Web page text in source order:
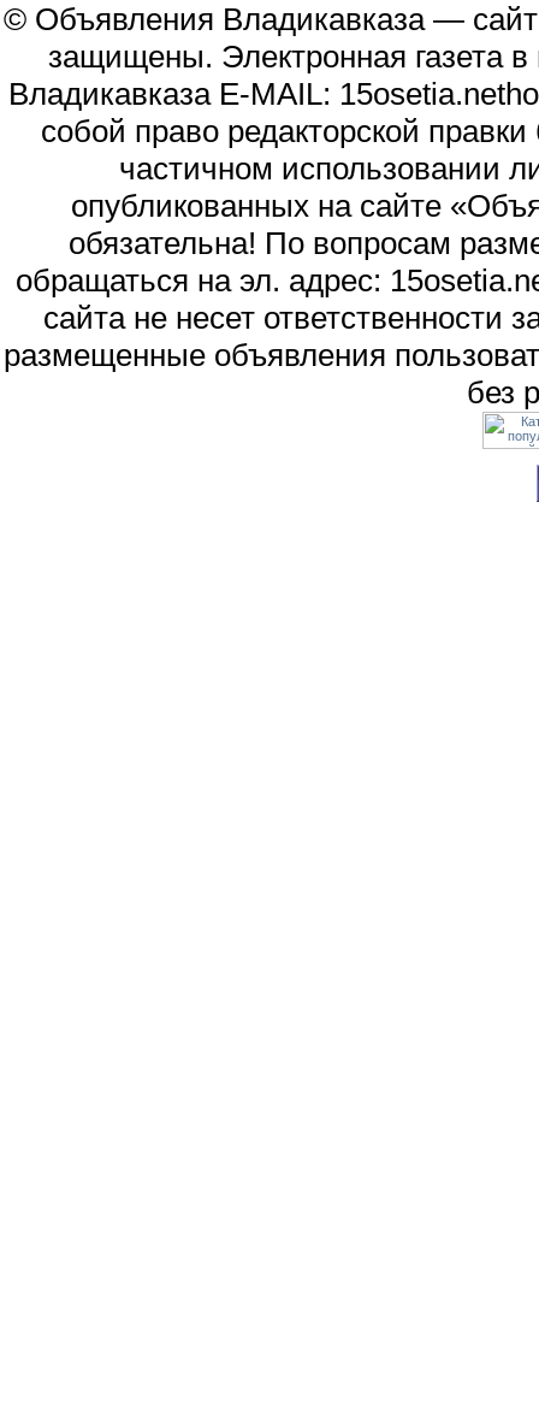
© Объявления Владикавказа —
защищены. Электронная газета
Владикавказа E-MAIL:
собой право редакторской
частичном использовании
опубликованных на сайте
обязательна! По вопросам
обращаться на эл. адрес:
сайта не несет
размещенные объявления
без